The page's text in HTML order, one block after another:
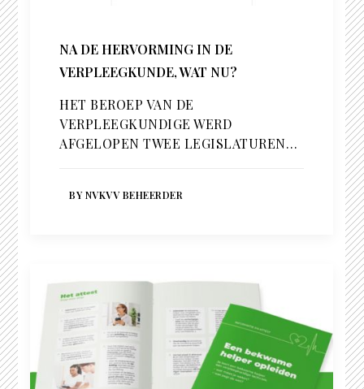
NA DE HERVORMING IN DE
VERPLEEGKUNDE, WAT NU?
HET BEROEP VAN DE
VERPLEEGKUNDIGE WERD
AFGELOPEN TWEE LEGISLATUREN…
BY NVKVV BEHEERDER